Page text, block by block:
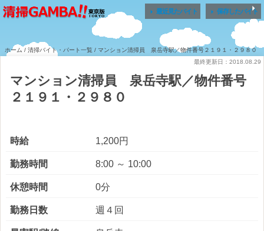
 最近見たバイト  保存したバイト
ホーム / 清掃バイト・パート一覧 / マンション清掃員 泉岳寺駅／物件番号２１９１・２９８０
最終更新日：2018.08.29
マンション清掃員 泉岳寺駅／物件番号
２１９１・２９８０
時給 1,200円
勤務時間 8:00 ～ 10:00
休憩時間 0分
勤務日数 週４回